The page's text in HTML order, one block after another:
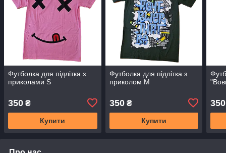
Футболка для підлітка з
приколами S
350 ₴
Купити
Футболка для підлітка з
приколом M
350₴
Купити
350